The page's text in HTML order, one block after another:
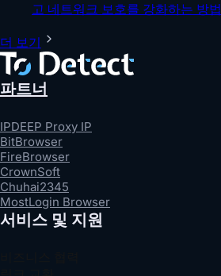
고 네트워크 보호를 강화하는 방법
더 보기
파트너
IPDEEP Proxy IP
BitBrowser
FireBrowser
CrownSoft
Chuhai2345
MostLogin Browser
서비스 및 지원